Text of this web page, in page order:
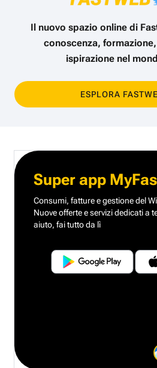
Il nuovo spazio online di
conoscenza,
ispirazione nel
ESPLORA
Super app
Consumi, fatture e gestione del
Nuove offerte e servizi dedicati a
aiuto, fai tutto da lì